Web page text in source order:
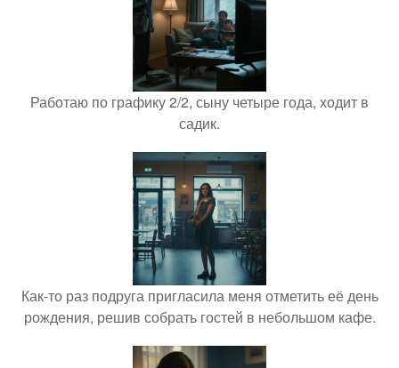
Работаю по графику 2/2, сыну четыре года, ходит в
садик.
Как-то раз подруга пригласила меня отметить её день
рождения, решив собрать гостей в небольшом кафе.